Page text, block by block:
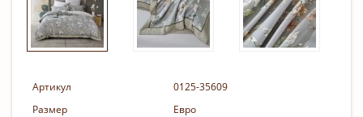
Артикул
0125-35609
Размер
Евро